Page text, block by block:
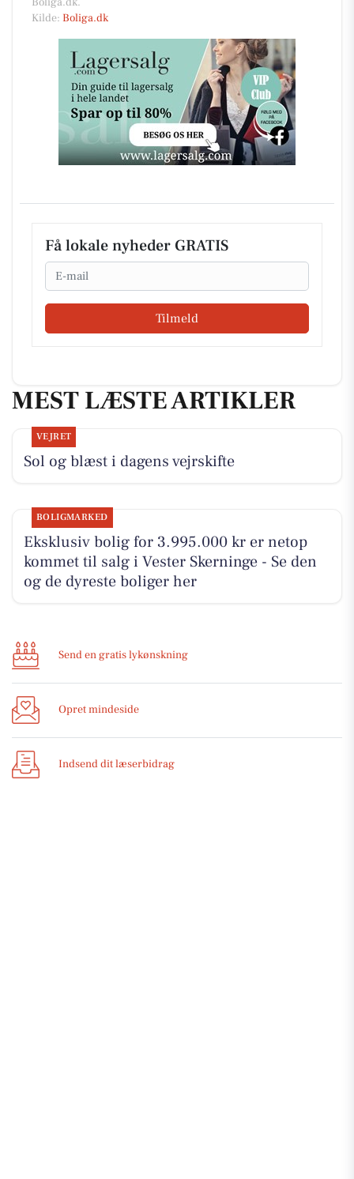
Kilde: Boliga.dk
Få lokale nyheder GRATIS
Email
Tilmeld
MEST LÆSTE ARTIKLER
VEJRET
Sol og blæst i dagens vejrskifte
BOLIGMARKED
Eksklusiv bolig for 3.995.000 kr er netop
kommet til salg i Vester Skerninge - Se den
og de dyreste boliger her
Send en gratis lykønskning
Opret mindeside
Indsend dit læserbidrag